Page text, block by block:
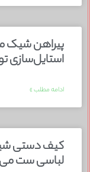
استایل‌سازی
ادامه مطلب »
لباسی ست